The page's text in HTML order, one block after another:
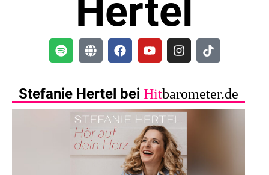
Hertel
Stefanie Hertel bei Hitbarometer.de